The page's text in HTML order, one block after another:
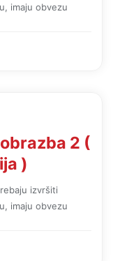
imaju obvezu
2 (
)
izvršiti
imaju obvezu